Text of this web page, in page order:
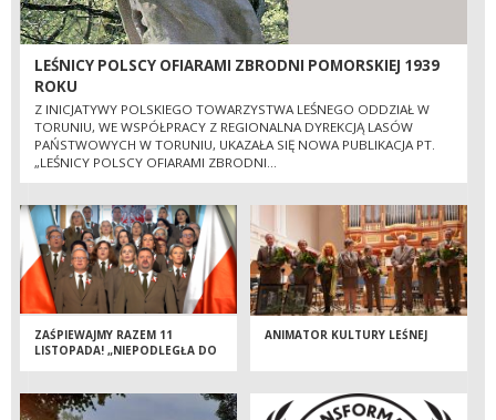
LEŚNICY POLSCY OFIARAMI ZBRODNI POMORSKIEJ 1939
ROKU
Z INICJATYWY POLSKIEGO TOWARZYSTWA LEŚNEGO ODDZIAŁ W
TORUNIU, WE WSPÓŁPRACY Z REGIONALNA DYREKCJĄ LASÓW
PAŃSTWOWYCH W TORUNIU, UKAZAŁA SIĘ NOWA PUBLIKACJA PT.
„LEŚNICY POLSCY OFIARAMI ZBRODNI...
ZAŚPIEWAJMY RAZEM 11
LISTOPADA! „NIEPODLEGŁA DO
ANIMATOR KULTURY LEŚNEJ